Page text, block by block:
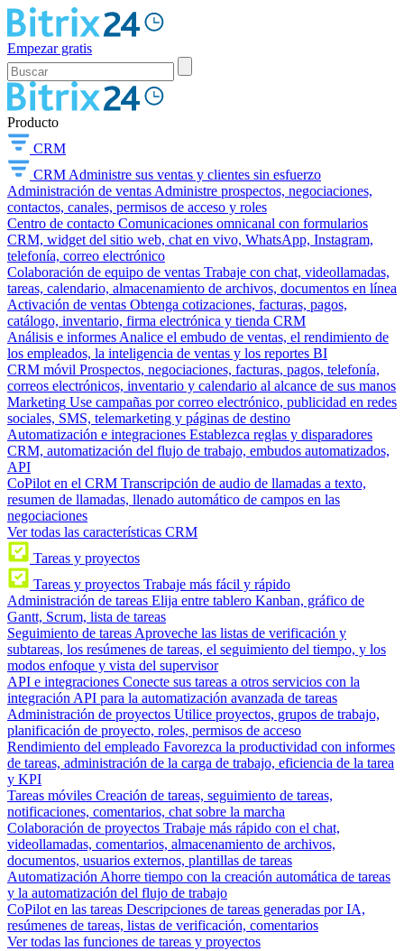
Empezar gratis
Producto
CRM
CRM Administre sus ventas y clientes sin esfuerzo
Administración de ventas Administre prospectos, negociaciones,
contactos, canales, permisos de acceso y roles
Centro de contacto Comunicaciones omnicanal con formularios
CRM, widget del sitio web, chat en vivo, WhatsApp, Instagram,
telefonía, correo electrónico
Colaboración de equipo de ventas Trabaje con chat, videollamadas,
tareas, calendario, almacenamiento de archivos, documentos en línea
Activación de ventas Obtenga cotizaciones, facturas, pagos,
catálogo, inventario, firma electrónica y tienda CRM
Análisis e informes Analice el embudo de ventas, el rendimiento de
los empleados, la inteligencia de ventas y los reportes BI
CRM móvil Prospectos, negociaciones, facturas, pagos, telefonía,
correos electrónicos, inventario y calendario al alcance de sus manos
Marketing Use campañas por correo electrónico, publicidad en redes
sociales, SMS, telemarketing y páginas de destino
Automatización e integraciones Establezca reglas y disparadores
CRM, automatización del flujo de trabajo, embudos automatizados,
API
CoPilot en el CRM Transcripción de audio de llamadas a texto,
resumen de llamadas, llenado automático de campos en las
negociaciones
Ver todas las características CRM
Tareas y proyectos
Tareas y proyectos Trabaje más fácil y rápido
Administración de tareas Elija entre tablero Kanban, gráfico de
Gantt, Scrum, lista de tareas
Seguimiento de tareas Aproveche las listas de verificación y
subtareas, los resúmenes de tareas, el seguimiento del tiempo, y los
modos enfoque y vista del supervisor
API e integraciones Conecte sus tareas a otros servicios con la
integración API para la automatización avanzada de tareas
Administración de proyectos Utilice proyectos, grupos de trabajo,
planificación de proyecto, roles, permisos de acceso
Rendimiento del empleado Favorezca la productividad con informes
de tareas, administración de la carga de trabajo, eficiencia de la tarea
y KPI
Tareas móviles Creación de tareas, seguimiento de tareas,
notificaciones, comentarios, chat sobre la marcha
Colaboración de proyectos Trabaje más rápido con el chat,
videollamadas, comentarios, almacenamiento de archivos,
documentos, usuarios externos, plantillas de tareas
Automatización Ahorre tiempo con la creación automática de tareas
y la automatización del flujo de trabajo
CoPilot en las tareas Descripciones de tareas generadas por IA,
resúmenes de tareas, listas de verificación, comentarios
Ver todas las funciones de tareas y proyectos